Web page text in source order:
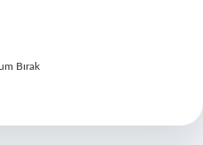
Bırak